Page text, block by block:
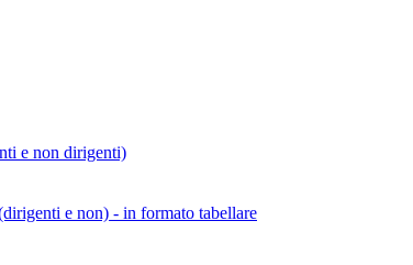
e non dirigenti)
e non) - in formato tabellare